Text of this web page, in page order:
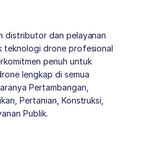
distributor dan pelayanan
teknologi drone profesional
penuh untuk
lengkap di semua
Pertambangan,
Pertanian, Konstruksi,
Publik.